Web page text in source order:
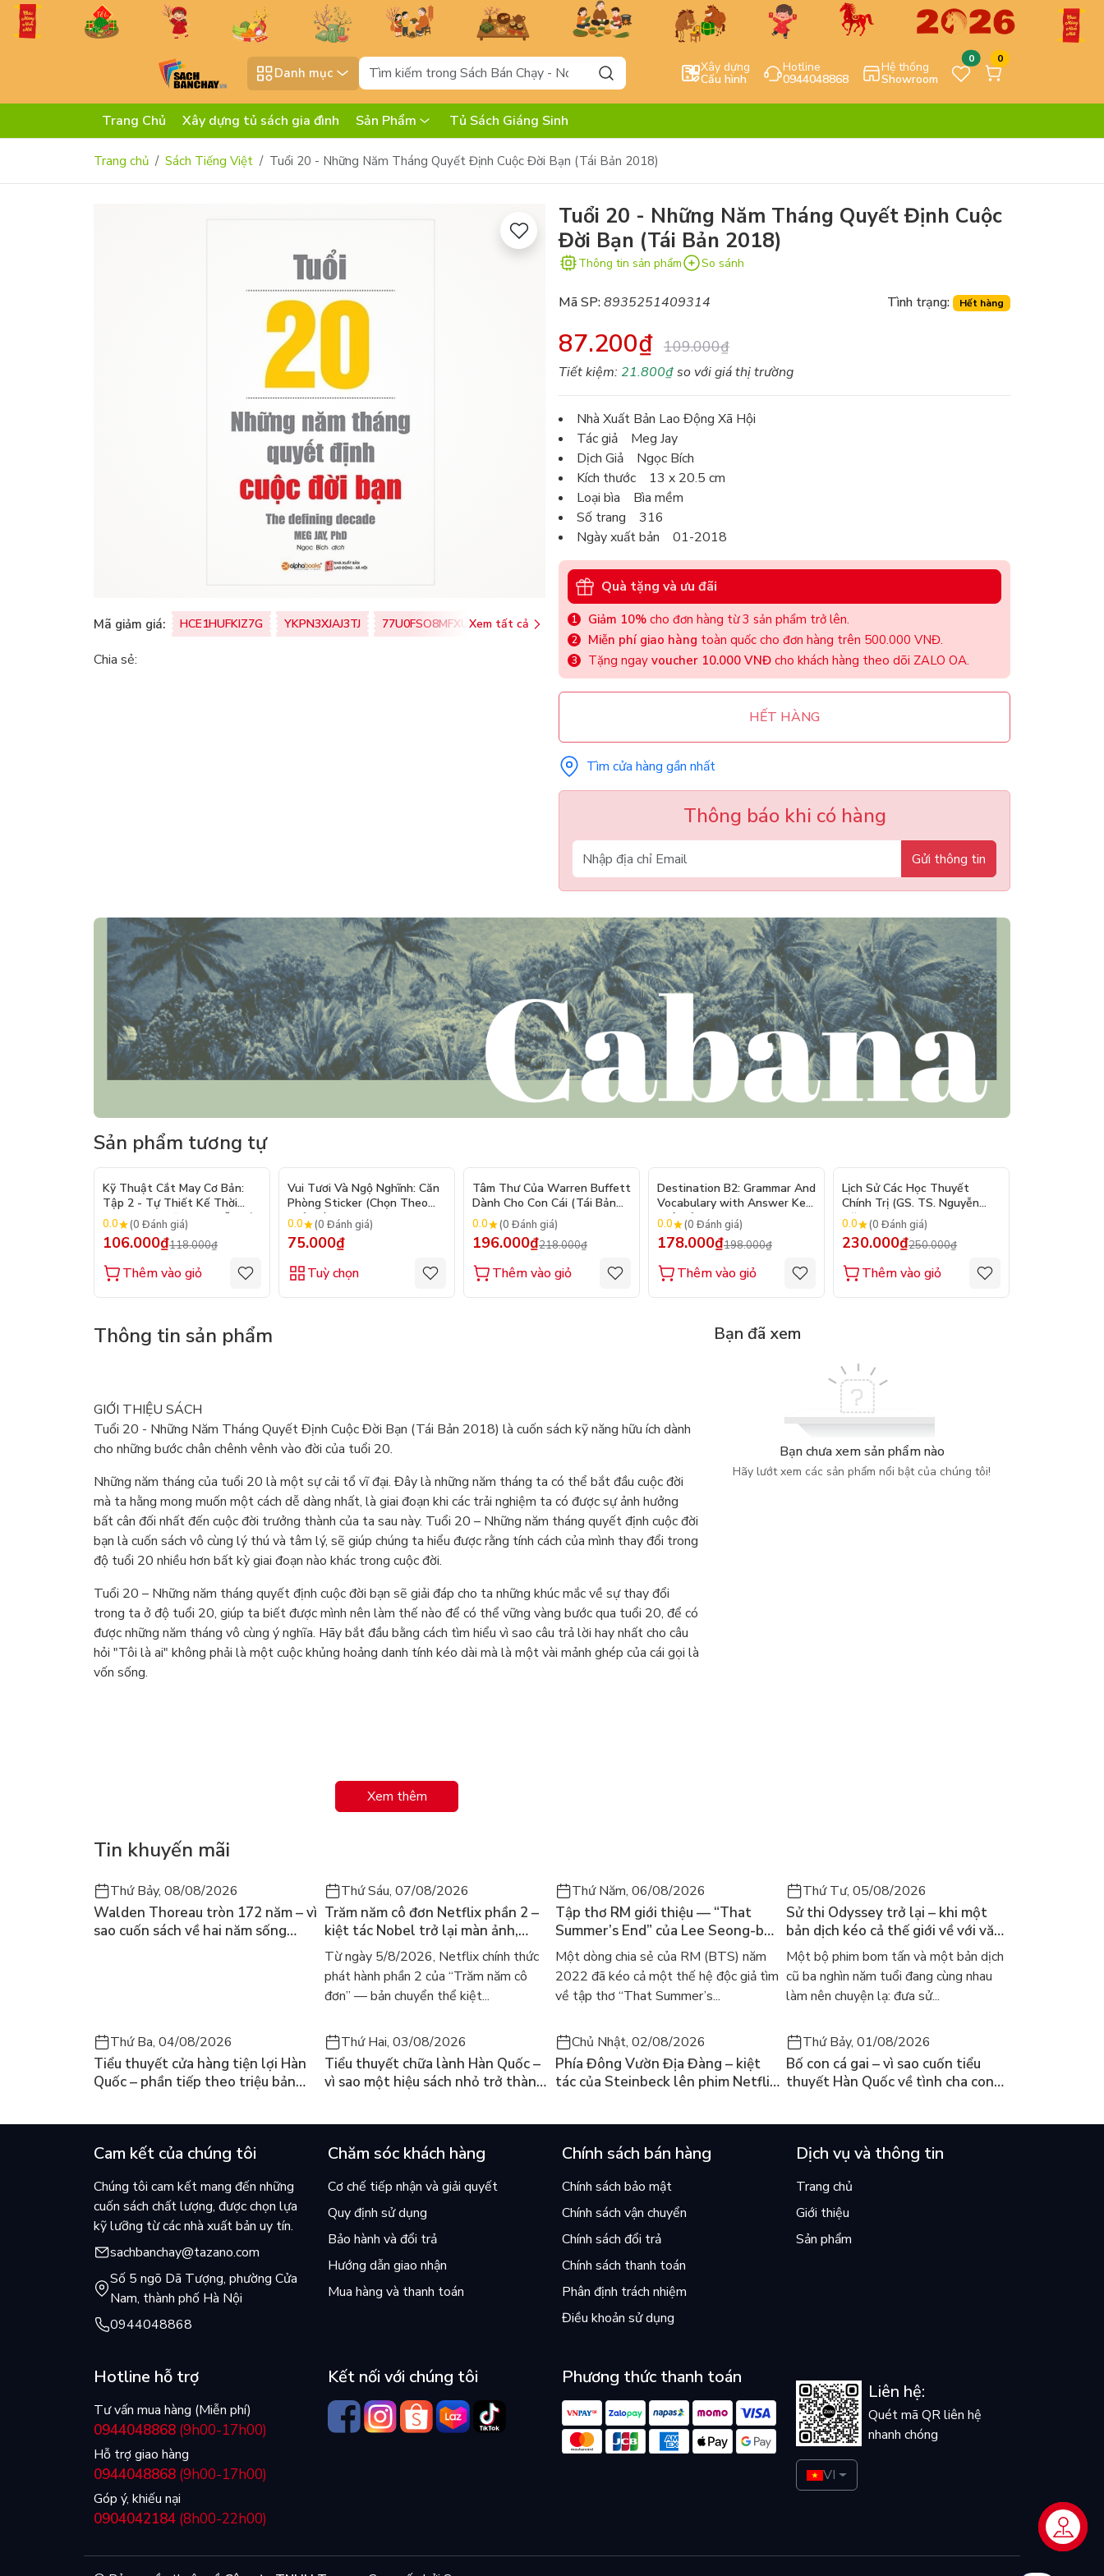
Danh mục Xây dựng
Cấu hình
Hotline
0944048868
Hệ thống
Showroom
0 0
Trang Chủ Xây dựng tủ sách gia đình Sản Phẩm Tủ Sách Giáng Sinh
Trang chủ Sách Tiếng Việt Tuổi 20 - Những Năm Tháng Quyết Định Cuộc Đời Bạn (Tái Bản 2018)
Mã giảm giá: HCE1HUFKIZ7G YKPN3XJAJ3TJ 77U0FSO8MFXU Xem tất cả
Chia sẻ:
Tuổi 20 - Những Năm Tháng Quyết Định Cuộc
Đời Bạn (Tái Bản 2018)
Thông tin sản phẩm So sánh
Mã SP:8935251409314 Tình trạng: Hết hàng
87.200₫ 109.000₫
Tiết kiệm: 21.800₫so với giá thị trường
Nhà Xuất Bản Lao Động Xã Hội
Tác giả Meg Jay
Dịch Giả Ngọc Bích
Kích thước 13 x 20.5 cm
Loại bìa Bìa mềm
Số trang 316
Ngày xuất bản 01-2018
Quà tặng và ưu đãi
Giảm 10% cho đơn hàng từ 3 sản phẩm trở lên.
Miễn phí giao hàng toàn quốc cho đơn hàng trên 500.000 VNĐ.
Tặng ngay voucher 10.000 VNĐ cho khách hàng theo dõi ZALO OA.
HẾT HÀNG
Tìm cửa hàng gần nhất
Thông báo khi có hàng
Gửi thông tin
Sản phẩm tương tự
- 10%
Kỹ Thuật Cắt May Cơ Bản:
Tập 2 - Tự Thiết Kế Thời
Trang Nam Nữ - Tạo Mẫu Rập
- Kỹ Thuật Nhảy Size
0.0 (0 Đánh giá)
106.000₫118.000₫
Thêm vào giỏ
Vui Tươi Và Ngộ Nghĩnh: Căn
Phòng Sticker (Chọn Theo
Chủ Đề) - Hơn 250 Sticker
0.0 (0 Đánh giá)
75.000₫
Tuỳ chọn
- 10%
Tâm Thư Của Warren Buffett
Dành Cho Con Cái (Tái Bản
2026)
0.0 (0 Đánh giá)
196.000₫218.000₫
Thêm vào giỏ
- 10%
Destination B2: Grammar And
Vocabulary with Answer Key
(Tái Bản 2025)
0.0 (0 Đánh giá)
178.000₫198.000₫
Thêm vào giỏ
Lịch Sử Các Học Thuyết
Chính Trị (GS. TS. Nguyễn
Đăng Dung)
0.0 (0 Đánh giá)
230.000₫250.000₫
Thêm vào giỏ
Thông tin sản phẩm
GIỚI THIỆU SÁCH
Tuổi 20 - Những Năm Tháng Quyết Định Cuộc Đời Bạn (Tái Bản 2018) là cuốn sách kỹ năng hữu ích dành
cho những bước chân chênh vênh vào đời của tuổi 20.
Những năm tháng của tuổi 20 là một sự cải tổ vĩ đại. Đây là những năm tháng ta có thể bắt đầu cuộc đời
mà ta hằng mong muốn một cách dễ dàng nhất, là giai đoạn khi các trải nghiệm ta có được sự ảnh hưởng
bất cân đối nhất đến cuộc đời trưởng thành của ta sau này. Tuổi 20 – Những năm tháng quyết định cuộc đời
bạn là cuốn sách vô cùng lý thú và tâm lý, sẽ giúp chúng ta hiểu được rằng tính cách của mình thay đổi trong
độ tuổi 20 nhiều hơn bất kỳ giai đoạn nào khác trong cuộc đời.
Tuổi 20 – Những năm tháng quyết định cuộc đời bạn sẽ giải đáp cho ta những khúc mắc về sự thay đổi
trong ta ở độ tuổi 20, giúp ta biết được mình nên làm thế nào để có thể vững vàng bước qua tuổi 20, để có
được những năm tháng vô cùng ý nghĩa. Hãy bắt đầu bằng cách tìm hiểu vì sao câu trả lời hay nhất cho câu
hỏi "Tôi là ai" không phải là một cuộc khủng hoảng danh tính kéo dài mà là một vài mảnh ghép của cái gọi là
vốn sống.
Xem thêm
Bạn đã xem
Bạn chưa xem sản phẩm nào
Hãy lướt xem các sản phẩm nổi bật của chúng tôi!
Tin khuyến mãi
Thứ Bảy, 08/08/2026
Walden Thoreau tròn 172 năm – vì
sao cuốn sách về hai năm sống
Thứ Sáu, 07/08/2026
Trăm năm cô đơn Netflix phần 2 –
kiệt tác Nobel trở lại màn ảnh,
dòng người tìm đọc lại García
Márquez
Từ ngày 5/8/2026, Netflix chính thức
phát hành phần 2 của “Trăm năm cô
đơn” — bản chuyển thể kiệt...
Thứ Năm, 06/08/2026
Tập thơ RM giới thiệu — “That
Summer’s End” của Lee Seong-bok
ra mắt bản tiếng Anh sau 4 năm
gây sốt
Một dòng chia sẻ của RM (BTS) năm
2022 đã kéo cả một thế hệ độc giả tìm
về tập thơ “That Summer’s...
Thứ Tư, 05/08/2026
Sử thi Odyssey trở lại – khi một
bản dịch kéo cả thế giới về với văn
học kinh điển
Một bộ phim bom tấn và một bản dịch
cũ ba nghìn năm tuổi đang cùng nhau
làm nên chuyện lạ: đưa sử...
Thứ Ba, 04/08/2026
Tiểu thuyết cửa hàng tiện lợi Hàn
Quốc – phần tiếp theo triệu bản
Thứ Hai, 03/08/2026
Tiểu thuyết chữa lành Hàn Quốc –
vì sao một hiệu sách nhỏ trở thành
Chủ Nhật, 02/08/2026
Phía Đông Vườn Địa Đàng – kiệt
tác của Steinbeck lên phim Netflix
Thứ Bảy, 01/08/2026
Bố con cá gai – vì sao cuốn tiểu
thuyết Hàn Quốc về tình cha con
Cam kết của chúng tôi
Chúng tôi cam kết mang đến những
cuốn sách chất lượng, được chọn lựa
kỹ lưỡng từ các nhà xuất bản uy tín.
sachbanchay@tazano.com
Số 5 ngõ Dã Tượng, phường Cửa
Nam, thành phố Hà Nội
0944048868
Chăm sóc khách hàng
Cơ chế tiếp nhận và giải quyết
Quy định sử dụng
Bảo hành và đổi trả
Hướng dẫn giao nhận
Mua hàng và thanh toán
Chính sách bán hàng
Chính sách bảo mật
Chính sách vận chuyển
Chính sách đổi trả
Chính sách thanh toán
Phân định trách nhiệm
Điều khoản sử dụng
Dịch vụ và thông tin
Trang chủ
Giới thiệu
Sản phẩm
Hotline hỗ trợ
Tư vấn mua hàng (Miễn phí)
0944048868 (9h00-17h00)
Hỗ trợ giao hàng
0944048868 (9h00-17h00)
Góp ý, khiếu nại
0904042184 (8h00-22h00)
Kết nối với chúng tôi Phương thức thanh toán
Liên hệ:
Quét mã QR liên hệ
nhanh chóng
VI
Liên hệ